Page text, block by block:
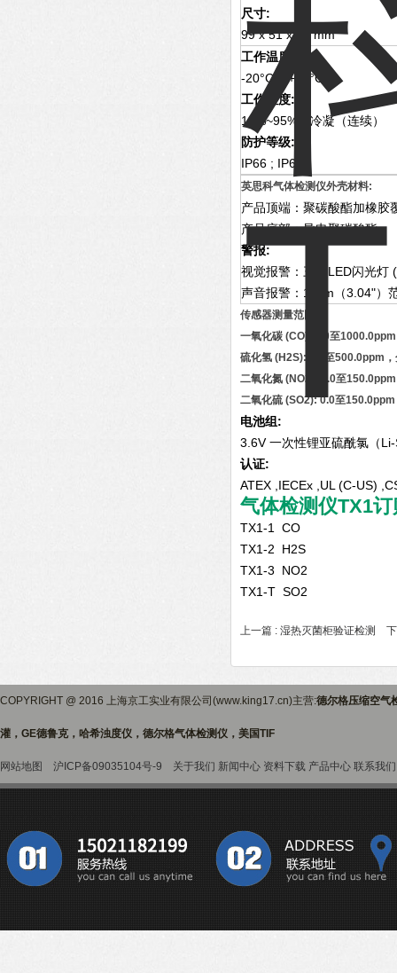
尺寸:
99 x 51 x 35 mm
工作温度:
-20°C ~ +50°C
工作湿度:
15%~95%无冷凝（连续）
防护等级:
IP66 ; IP67
英思科气体检测仪外壳材料:
产品顶端：聚碳酸酯加橡胶
产品底部：导电聚碳酸酯。
警报:
视觉报警：三频LED闪光灯
声音报警：10cm（3.04"）
传感器测量范围:
一氧化碳 (CO): 0.0至
硫化氢 (H2S): 0.0至500.0ppm
二氧化氮 (NO2): 0.0至
二氧化硫 (SO2): 0.0至
电池组:
3.6V 一次性锂亚硫酰氯（
认证:
ATEX ,IECEx ,UL (C-US)
气体检测仪TX1
TX1-1 CO
TX1-2 H2S
TX1-3 NO2
TX1-T SO2
上一篇 : 湿热灭菌柜验证检测
COPYRIGHT @ 2016 上海京工实业有限公司(www.king17.cn)主营:德尔格压缩空气
灌，GE德鲁克，哈希浊度仪，德尔格气体检测仪，美国TIF
网站地图 沪ICP备09035104号-9 关于我们 新闻中心 资料下载 产品中心 联系我们